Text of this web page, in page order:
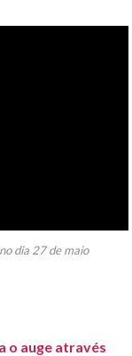
dia 27 de maio
o auge através